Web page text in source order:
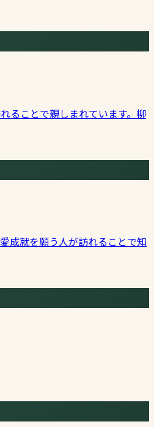
ることで親しまれています。柳
成就を願う人が訪れることで知